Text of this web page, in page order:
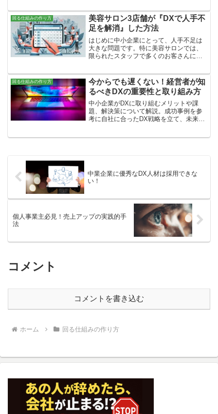
解決するために、デジタルトランスフォ
ーメーション（DX）がと...
回る仕組みの作り方
美容サロン3店舗が『DXで人手不
足を解消』した方法
はじめに中小企業にとって、人手不足は
大きな問題です。特に美容サロンでは、
限られたスタッフで多くのお客さんに対
術を活用することで、この問題を解決で
きるかもしれません。この...
回る仕組みの作り方
今からでも遅くない！経営者が知
るべきDXの重要性と取り組み方
中小企業がDXに取り組むメリットや課
題、解決策について解説。成功事例を参
考に自社に合ったDX戦略を立て、未来に
中業企業に優秀なDX人材は採用できな
い！
個人事業主必見！売上アップの実践的手
法
コメント
コメントを書き込む
ホーム 回る仕組みの作り方